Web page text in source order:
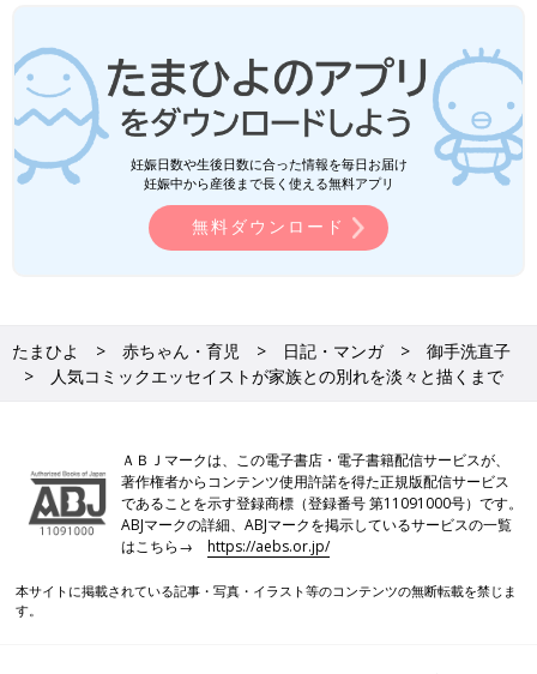
Twitter 御手洗直子（＠mitarainaoko）
■「つっこみが止まらない育児日記」
定価1100円 ベネッセコーポレーション
たまひよコミックス
さらにつっこみが止まらない育児日記
妊娠日数や生後日数に合った情報を毎日お届け
妊娠中から産後まで長く使える無料アプリ
無料ダウンロード
たまひよ 赤ちゃん・育児 日記・マンガ
御手洗直子
人気コミックエッセイストが家族との別れを淡々と描くまで
ＡＢＪマークは、この電子書店・電子書籍配信サービスが、
著作権者からコンテンツ使用許諾を得た正規版配信サービス
であることを示す登録商標（登録番号 第11091000号）です。
ABJマークの詳細、ABJマークを掲示しているサービスの一覧
はこちら→https://aebs.or.jp/
本サイトに掲載されている記事・写真・イラスト等のコンテンツの無断転載を禁じま
す。